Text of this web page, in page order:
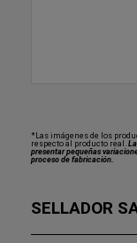
*Las imágenes de los
respecto al producto real.
presentar pequeñas
proceso de fabricación.
SELLADOR